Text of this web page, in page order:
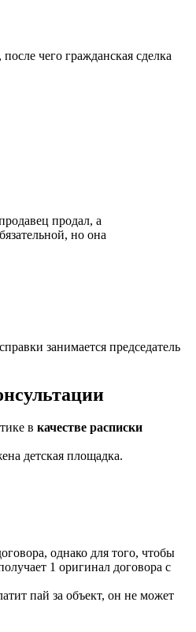
чего гражданская сделка
продал, а
но она
занимается председатель
в качестве расписки
детская площадка.
однако для того, чтобы
1 оригинал договора с
пай за объект, он не может